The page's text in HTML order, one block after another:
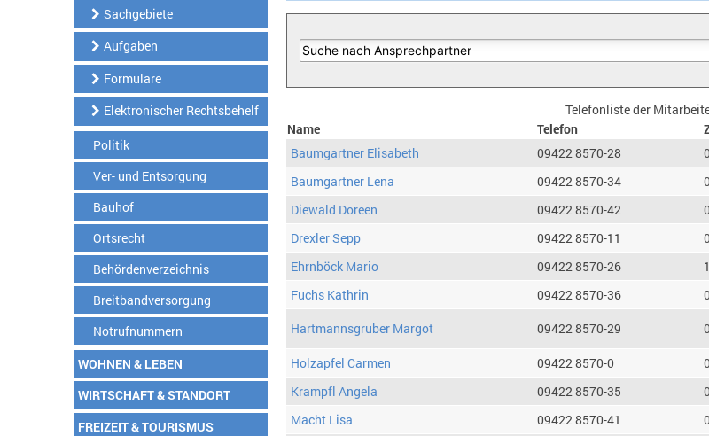
Sachgebiete
Aufgaben
Formulare
Elektronischer Rechtsbehelf
Politik
Ver- und Entsorgung
Bauhof
Ortsrecht
Behördenverzeichnis
Breitbandversorgung
Notrufnummern
WOHNEN & LEBEN
WIRTSCHAFT & STANDORT
FREIZEIT & TOURISMUS
Telefonliste der
Name
Telefon
Baumgartner Elisabeth
09422 8570-28
Baumgartner Lena
09422 8570-34
Diewald Doreen
09422 8570-42
Drexler Sepp
09422 8570-11
Ehrnböck Mario
09422 8570-26
Fuchs Kathrin
09422 8570-36
Hartmannsgruber Margot
09422 8570-29
Holzapfel Carmen
09422 8570-0
Krampfl Angela
09422 8570-35
Macht Lisa
09422 8570-41